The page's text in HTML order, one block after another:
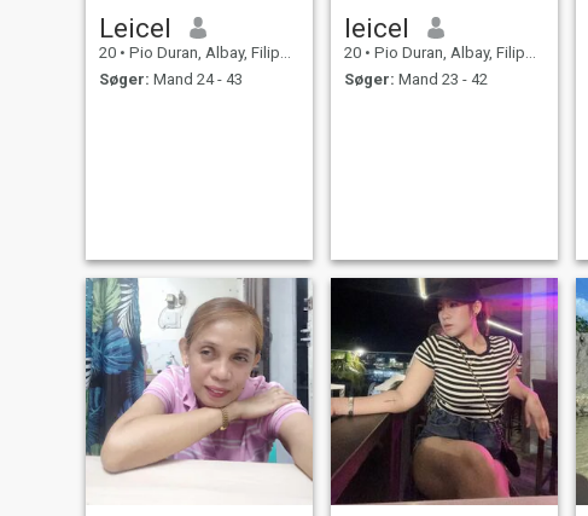
Leicel
20 • Pio Duran, Albay, Filippinerne
Søger: Mand 24 - 43
leicel
20 • Pio Duran, Albay, Filippinerne
Søger: Mand 23 - 42